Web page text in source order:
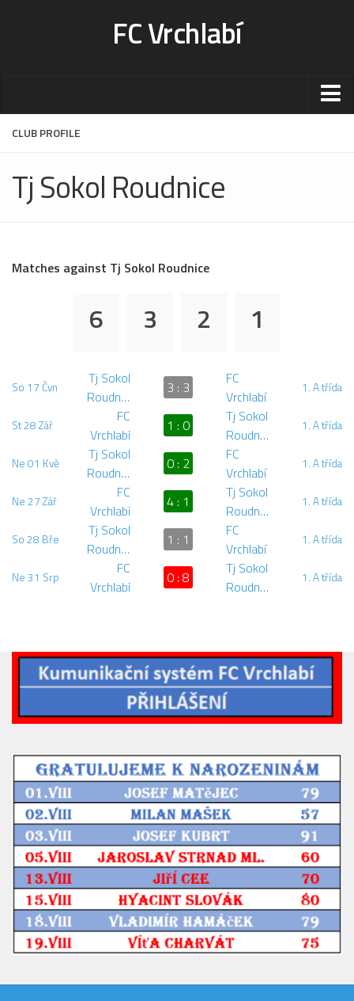
FC Vrchlabí
Stadion
Kontakt-rezervace
Klub
Dokumenty
Aktuality
A tým
Zápasy MA 2026/27
Realizační tým
Historie
Zápasy 2024/25
2021/22
2020/21
2019/20
2017/18
2015/16
2016/17
Vzkazy
B tým
Zápasy MB 2026/27
Hráči
Realizační tým
CLUB PROFILE
Tj Sokol Roudnice
Matches against Tj Sokol Roudnice
6 3 2 1
So 17 Čvn
Tj Sokol
Roudnice
3 : 3
FC
Vrchlabí
1. A třída
St 28 Zář
FC
Vrchlabí
1 : 0
Tj Sokol
Roudnice
1. A třída
Ne 01 Kvě
Tj Sokol
Roudnice
0 : 2
FC
Vrchlabí
1. A třída
Ne 27 Zář
FC
Vrchlabí
4 : 1
Tj Sokol
Roudnice
1. A třída
So 28 Bře
Tj Sokol
Roudnice
1 : 1
FC
Vrchlabí
1. A třída
Ne 31 Srp
FC
Vrchlabí
0 : 8
Tj Sokol
Roudnice
1. A třída